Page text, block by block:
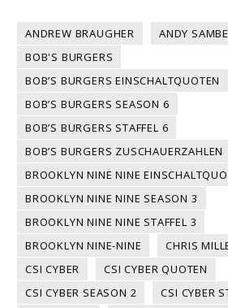
ANDREW BRAUGHER ANDY
BOB'S BURGERS
BOB’S BURGERS EINSCHALTQUOTEN
BOB’S BURGERS SEASON 6
BOB’S BURGERS STAFFEL 6
BOB’S BURGERS ZUSCHAUERZAHLEN
BROOKLYN NINE NINE
BROOKLYN NINE NINE SEASON 3
BROOKLYN NINE NINE STAFFEL 3
BROOKLYN NINE-NINE
CHRIS
CSI CYBER
CSI CYBER QUOTEN
CSI CYBER SEASON 2
CSI CYBER